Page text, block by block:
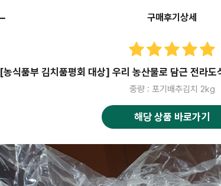
구매후기상세
[농식품부 김치품평회 대상] 우리 농산물로 담근 전라
중량 : 포기배추김치 2kg
해당 상품 바로가기